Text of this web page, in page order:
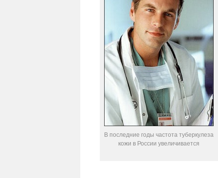
В последние годы частота туберкулеза
кожи в России увеличивается